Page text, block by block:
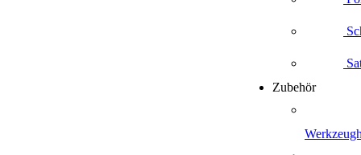
Zubehör